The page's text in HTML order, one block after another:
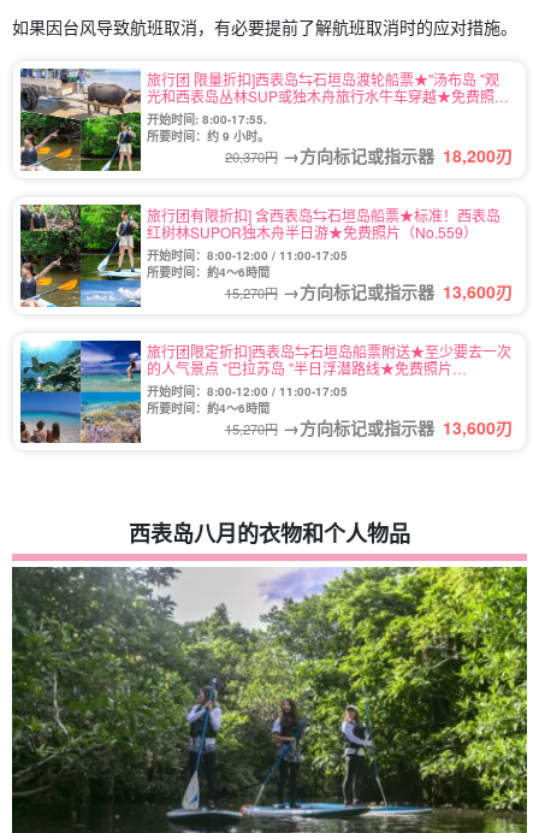
如果因台风导致航班取消，有必要提前了解航班取消时的应对措施。
旅行团 限量折扣]西表岛⇆石垣岛渡轮船票★"汤布岛 "观
光和西表岛丛林SUP或独木舟旅行水牛车穿越★免费照片
（No.546）
开始时间: 8:00-17:55.
所要时间：约 9 小时。
20,370円 →方向标记或指示器 18,200刃
旅行团有限折扣] 含西表岛⇆石垣岛船票★标准！西表岛
红树林SUPOR独木舟半日游★免费照片（No.559）
开始时间：8:00-12:00 / 11:00-17:05
所要时间：約4～6時間
15,270円 →方向标记或指示器 13,600刃
旅行团限定折扣]西表岛⇆石垣岛船票附送★至少要去一次
的人气景点 "巴拉苏岛 "半日浮潜路线★免费照片
（No.486）
开始时间：8:00-12:00 / 11:00-17:05
所要时间：約4～6時間
15,270円 →方向标记或指示器 13,600刃
西表岛八月的衣物和个人物品